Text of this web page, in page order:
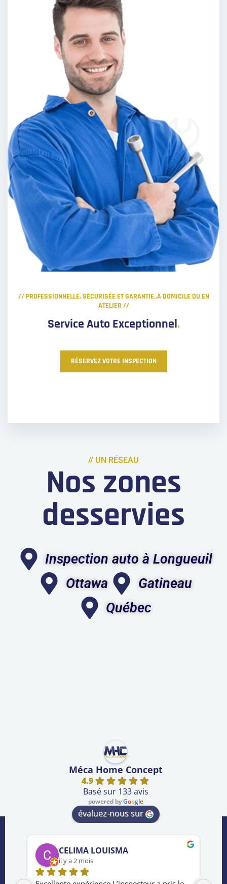
// PROFESSIONNELLE, SÉCURISÉE ET GARANTIE..À DOMICILE OU EN
ATELIER //
Service Auto Exceptionnel.
RÉSERVEZ VOTRE INSPECTION
// UN RÉSEAU
Nos zones
desservies
Inspection auto à Longueuil
Ottawa
Gatineau
Québec
Méca Home Concept
4.9
Basé sur 133 avis
powered byGoogle
évaluez-nous sur
CELIMA LOUISMA
il y a 2 mois